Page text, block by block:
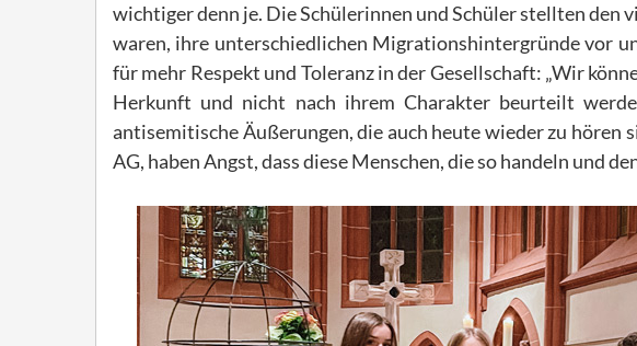
wichtiger denn je. Die Schülerinnen und Schüler stellten den
waren, ihre unterschiedlichen Migrationshintergründe vor
für mehr Respekt und Toleranz in der Gesellschaft: „Wir
Herkunft und nicht nach ihrem Charakter beurteilt
antisemitische Äußerungen, die auch heute wieder zu hören
AG, haben Angst, dass diese Menschen, die so handeln und